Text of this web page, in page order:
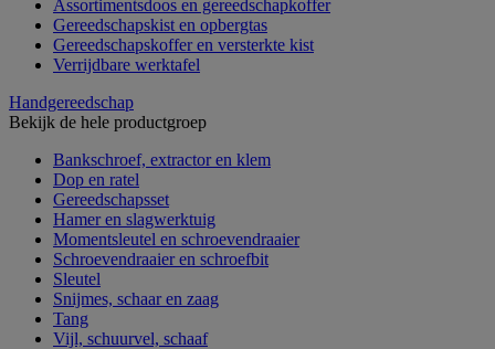
Assortimentsdoos en gereedschapkoffer
Gereedschapskist en opbergtas
Gereedschapskoffer en versterkte kist
Verrijdbare werktafel
Handgereedschap
Bekijk de hele productgroep
Bankschroef, extractor en klem
Dop en ratel
Gereedschapsset
Hamer en slagwerktuig
Momentsleutel en schroevendraaier
Schroevendraaier en schroefbit
Sleutel
Snijmes, schaar en zaag
Tang
Vijl, schuurvel, schaaf